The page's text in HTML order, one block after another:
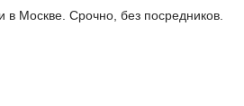
Москве. Срочно, без посредников.